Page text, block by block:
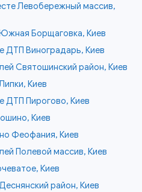
Левобережный массив,
Борщаговка, Киев
ДТП Виноградарь, Киев
Святошинский район, Киев
Киев
ДТП Пирогово, Киев
Киев
Феофания, Киев
Полевой массив, Киев
Киев
район, Киев